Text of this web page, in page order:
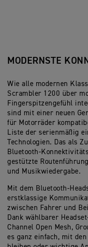
MODERNSTE
Wie alle modernen
Scrambler 1200 über
Fingerspitzengefühl
sind mit einer neuen
für Motorräder
Liste der serienmäßig
Technologien. Das als
Bluetooth-
gestützte
und Musikwiedergabe.
Mit dem Bluetooth-
erstklassige
zwischen Fahrer und
Dank wählbarer
Channel Open Mesh,
es ganz einfach, mit